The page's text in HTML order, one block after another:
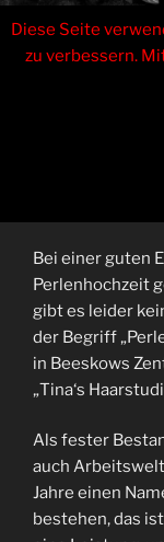
Zum
Inhalt
springen
Bei einer guten
Perlenhochzeit
gibt es leider
der Begriff
in Beeskows
„Tina‘s
Als fester
auch
Jahre einen
bestehen, das
Diese Seite
zu verbessern.